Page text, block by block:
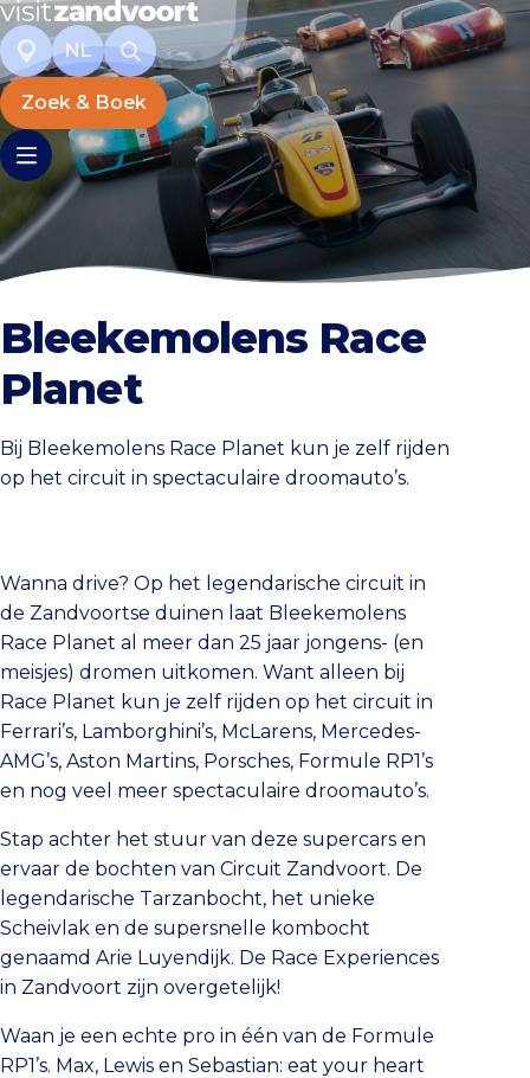
NL
Zoek & Boek
Bleekemolens Race
Planet
Bij Bleekemolens Race Planet kun je zelf rijden
op het circuit in spectaculaire droomauto’s.
Wanna drive? Op het legendarische circuit in
de Zandvoortse duinen laat Bleekemolens
Race Planet al meer dan 25 jaar jongens- (en
meisjes) dromen uitkomen. Want alleen bij
Race Planet kun je zelf rijden op het circuit in
Ferrari’s, Lamborghini’s, McLarens, Mercedes-
AMG’s, Aston Martins, Porsches, Formule RP1’s
en nog veel meer spectaculaire droomauto’s.
Stap achter het stuur van deze supercars en
ervaar de bochten van Circuit Zandvoort. De
legendarische Tarzanbocht, het unieke
Scheivlak en de supersnelle kombocht
genaamd Arie Luyendijk. De Race Experiences
in Zandvoort zijn overgetelijk!
Waan je een echte pro in één van de Formule
RP1’s. Max, Lewis en Sebastian: eat your heart